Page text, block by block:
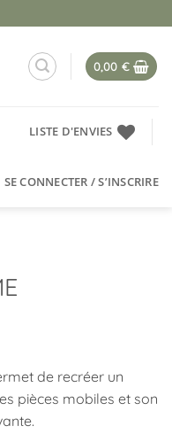
0,00 €
LISTE D'ENVIES
SE CONNECTER / S’INSCRIRE
de recréer un
pièces mobiles et son